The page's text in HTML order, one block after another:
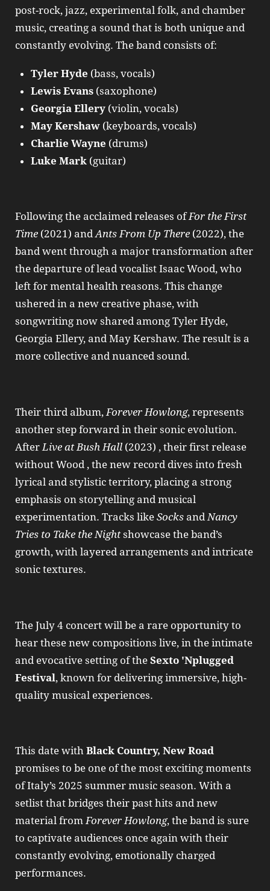
post-rock, jazz, experimental folk, and chamber
music, creating a sound that is both unique and
constantly evolving. The band consists of:
Tyler Hyde (bass, vocals)
Lewis Evans (saxophone)
Georgia Ellery (violin, vocals)
May Kershaw (keyboards, vocals)
Charlie Wayne (drums)
Luke Mark (guitar)
Following the acclaimed releases ofFor the First
Time (2021) andAnts From Up There (2022), the
band went through a major transformation after
the departure of lead vocalist Isaac Wood, who
left for mental health reasons. This change
ushered in a new creative phase, with
songwriting now shared among Tyler Hyde,
Georgia Ellery, and May Kershaw. The result is a
more collective and nuanced sound.
Their third album,Forever Howlong, represents
another step forward in their sonic evolution.
AfterLive at Bush Hall (2023) , their first release
without Wood , the new record dives into fresh
lyrical and stylistic territory, placing a strong
emphasis on storytelling and musical
experimentation. Tracks like Socks andNancy
Tries to Take the Nightshowcase the band’s
growth, with layered arrangements and intricate
sonic textures.
The July 4 concert will be a rare opportunity to
hear these new compositions live, in the intimate
and evocative setting of the Sexto 'Nplugged
Festival, known for delivering immersive, high-
quality musical experiences.
This date with Black Country, New Road
promises to be one of the most exciting moments
of Italy’s 2025 summer music season. With a
setlist that bridges their past hits and new
material fromForever Howlong, the band is sure
to captivate audiences once again with their
constantly evolving, emotionally charged
performances.